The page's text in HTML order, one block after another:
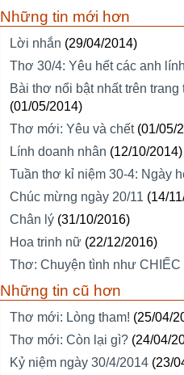
Những tin mới hơn
Lời nhắn (29/04/2014)
Thơ 30/4: Yêu hết các anh
Bài thơ nổi bật nhất trên
(01/05/2014)
Thơ mới: Yêu và chết (01/05/
Lính doanh nhân (12/10/2014)
Tuần thơ kỉ niệm 30-4: Ngày
Chúc mừng ngày 20/11 (14/
Chân lý (31/10/2016)
Hoa trinh nữ (22/12/2016)
Thơ: Chuyện tình như CHIẾC
Những tin cũ hơn
Thơ mới: Lòng tham! (25/04/
Thơ mới: Còn lại gì? (24/04/
Kỷ niệm ngày 30/4/2014 (23/